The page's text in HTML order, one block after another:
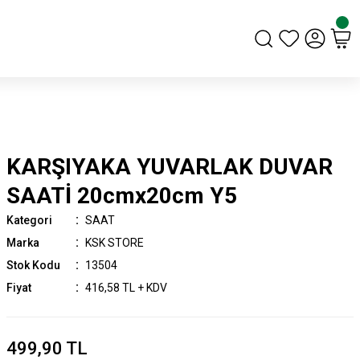
KARŞIYAKA YUVARLAK DUVAR
SAATİ 20cmx20cm Y5
Kategori
SAAT
Marka
KSK STORE
Stok Kodu
13504
Fiyat
416,58 TL + KDV
499,90 TL